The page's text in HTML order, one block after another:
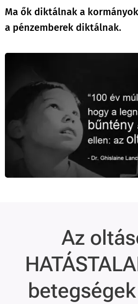
Ma ők diktálnak a
a pénzemberek diktálnak.
Az